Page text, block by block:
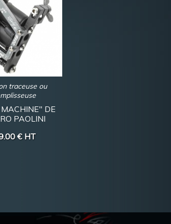
traceuse ou
DE
PAOLINI
€ HT